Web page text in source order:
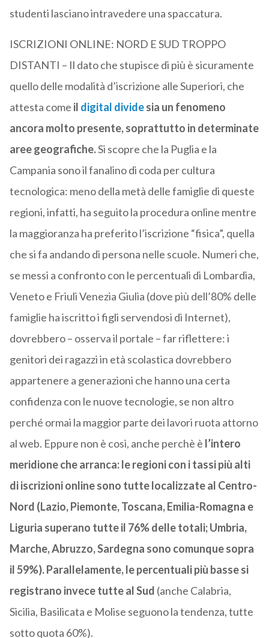
studenti lasciano intravedere una spaccatura.
ISCRIZIONI ONLINE: NORD E SUD TROPPO
DISTANTI – Il dato che stupisce di più è sicuramente
quello delle modalità d’iscrizione alle Superiori, che
attesta come il digital dividesia un fenomeno
ancora molto presente, soprattutto in determinate
aree geografiche.Si scopre che la Puglia e la
Campania sono il fanalino di coda per cultura
tecnologica: meno della metà delle famiglie di queste
regioni, infatti, ha seguito la procedura online mentre
la maggioranza ha preferito l’iscrizione “fisica”, quella
che si fa andando di persona nelle scuole. Numeri che,
se messi a confronto con le percentuali di Lombardia,
Veneto e Friuli Venezia Giulia (dove più dell’80% delle
famiglie ha iscritto i figli servendosi di Internet),
dovrebbero – osserva il portale – far riflettere: i
genitori dei ragazzi in età scolastica dovrebbero
appartenere a generazioni che hanno una certa
confidenza con le nuove tecnologie, se non altro
perché ormai la maggior parte dei lavori ruota attorno
al web. Eppure non è così, anche perchè è l’intero
meridione che arranca: le regioni con i tassi più alti
di iscrizioni online sono tutte localizzate al Centro-
Nord (Lazio, Piemonte, Toscana, Emilia-Romagna e
Liguria superano tutte il 76% delle totali; Umbria,
Marche, Abruzzo, Sardegna sono comunque sopra
il 59%).Parallelamente, le percentuali più basse si
registrano invece tutte al Sud (anche Calabria,
Sicilia, Basilicata e Molise seguono la tendenza, tutte
sotto quota 60%).